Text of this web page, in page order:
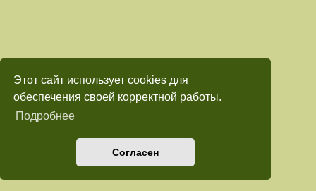
Этот сайт использует cookies для
обеспечения своей корректной работы.
Подробнее
Согласен